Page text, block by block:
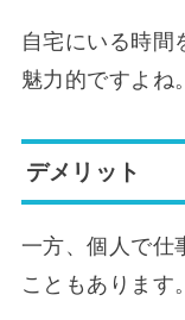
自宅にいる時間
魅力的ですよね
デメリット
一方、個人で仕
こともあります。